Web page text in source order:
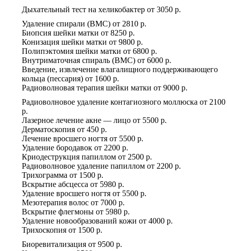
Дыхательный тест на хеликобактер от 3050 р.
Удаление спирали (ВМС) от 2810 р.
Биопсия шейки матки от 8250 р.
Конизация шейки матки от 9800 р.
Полипэктомия шейки матки от 6800 р.
Внутриматочная спираль (ВМС) от 6000 р.
Введение, извлечение влагалищного поддерживающего
кольца (пессария) от 1600 р.
Радиоволновая терапия шейки матки от 9000 р.
Радиоволновое удаление контагиозного моллюска от 2100
р.
Лазерное лечение акне — лицо от 5500 р.
Дерматоскопия от 450 р.
Лечение вросшего ногтя от 5500 р.
Удаление бородавок от 2200 р.
Криодеструкция папиллом от 2500 р.
Радиоволновое удаление папиллом от 2200 р.
Трихограмма от 1500 р.
Вскрытие абсцесса от 5980 р.
Удаление вросшего ногтя от 5500 р.
Мезотерапия волос от 7000 р.
Вскрытие флегмоны от 5980 р.
Удаление новообразований кожи от 4000 р.
Трихоскопия от 1500 р.
Биоревитализация от 9500 р.